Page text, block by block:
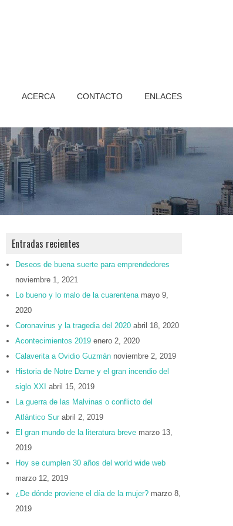
ACERCA CONTACTO ENLACES
Entradas recientes
Deseos de buena suerte para emprendedores
noviembre 1, 2021
Lo bueno y lo malo de la cuarentena mayo 9,
2020
Coronavirus y la tragedia del 2020 abril 18, 2020
Acontecimientos 2019 enero 2, 2020
Calaverita a Ovidio Guzmán noviembre 2, 2019
Historia de Notre Dame y el gran incendio del
siglo XXI abril 15, 2019
La guerra de las Malvinas o conflicto del
Atlántico Sur abril 2, 2019
El gran mundo de la literatura breve marzo 13,
2019
Hoy se cumplen 30 años del world wide web
marzo 12, 2019
¿De dónde proviene el día de la mujer? marzo 8,
2019